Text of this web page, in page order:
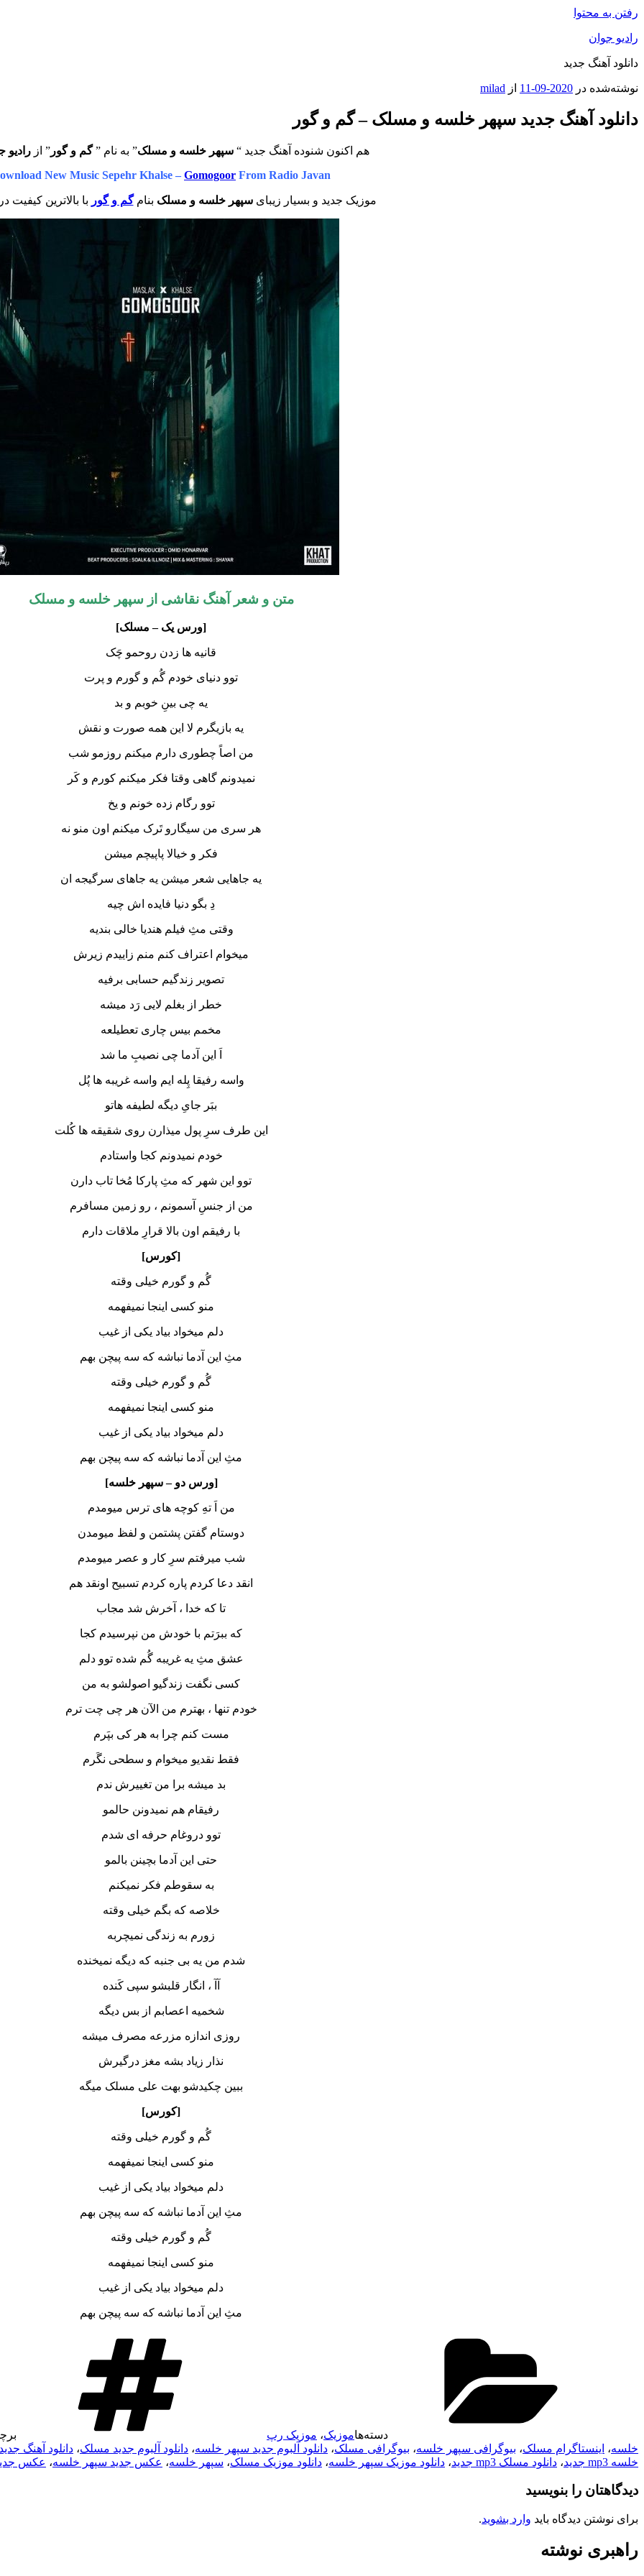
رفتن به محتوا
رادیو جوان
دانلود آهنگ جدید
نوشته‌شده در 2020-09-11 از milad
دانلود آهنگ جدید سپهر خلسه و مسلک – گم و گور
هم اکنون شنوده آهنگ جدید “ سپهر خلسه و مسلک” به نام ”گم و گور” ازرادیو
New Music Sepehr Khalse – Gomogoor From Radio Javan
موزیک جدید و بسیار زیبایسپهر خلسه و مسلک بنامگم و گور با بالاترین کیفیت
متن و شعر آهنگ نقاشی از سپهر خلسه و مسلک
[ورس یک – مسلک]
قانیه ها زدن روحمو چَک
توو دنیای خودم گُم و گورم و پرت
یه چی بینِ خوبم و بد
یه بازیگرم لا این همه صورت و نقش
من اصاً چطوری دارم میکنم روزمو شب
نمیدونم گاهی وقتا فکر میکنم کورم و کَر
توو رگام زده خونم و یخ
هر سری من سیگارو تَرک میکنم اون منو نه
فکر و خیالا پاپیچم میشن
یه جاهایی شعر میشن یه جاهای سرگیجه ان
دِ بگو دنیا فایده اش چیه
وقتی مثِ فیلم هندیا خالی بندیه
میخوام اعتراف کنم منم زاییدم زیرش
تصویر زندگیم حسابی برفیه
خطر از بغلم لایی رَد میشه
مخمم بیس چاری تعطیلعه
اَ این آدما چی نصیبِ ما شد
واسه رفیقا پِله ایم واسه غریبه ها پُل
ببَر جایِ دیگه لطیفه هاتو
این طرف سرِ پول میذارن روی شقیقه ها کُلت
خودم نمیدونم کجا واستادم
توو این شهر که مثِ پارکا مُخا تاب دارن
من از جنسِ آسمونم ، رو زمین مسافرم
با رفیقم اون بالا قرارِ ملاقات دارم
[کورس]
گُم و گورم خیلی وقته
منو کسی اینجا نمیفهمه
دلم میخواد بیاد یکی از غیب
مثِ این آدما نباشه که سه پیچن بهم
گُم و گورم خیلی وقته
منو کسی اینجا نمیفهمه
دلم میخواد بیاد یکی از غیب
مثِ این آدما نباشه که سه پیچن بهم
[ورس دو – سپهر خلسه]
من اَ تهِ کوچه های ترس میومدم
دوستام گفتن پشتمن و لفظ میومدن
شب میرفتم سرِ کار و عصر میومدم
انقد دعا کردم پاره کردم تسبیح اونقد هم
تا که خدا ، آخرش شد مجاب
که ببرَتم با خودش من نپرسیدم کجا
عشق مثِ یه غریبه گُم شده توو دلم
کسی نگفت زندگیو اصولشو به من
خودم تنها ، بهترم من الآن هر چی چت ترم
مست کنم چرا به هر کی بپَرم
فقط نقدیو میخوام و سطحی نگَرم
بد میشه برا من تغییرش ندم
رفیقام هم نمیدونن حالمو
توو دروغام حرفه ای شدم
حتی این آدما بچینن بالمو
به سقوطم فکر نمیکنم
خلاصه که بگم خیلی وقته
زورم به زندگی نمیچربه
شدم من یه بی جنبه که دیگه نمیخنده
آآ ، انگار قلبشو سپی کَنده
شخمیه اعصابم از بس دیگه
روزی اندازه مزرعه مصرف میشه
نذار زیاد بشه مغز درگیرش
ببین چکیدشو بهت علی مسلک میگه
[کورس]
گُم و گورم خیلی وقته
منو کسی اینجا نمیفهمه
دلم میخواد بیاد یکی از غیب
مثِ این آدما نباشه که سه پیچن بهم
گُم و گورم خیلی وقته
منو کسی اینجا نمیفهمه
دلم میخواد بیاد یکی از غیب
مثِ این آدما نباشه که سه پیچن بهم
دسته‌هاموزیک، موزیک رپ
خلسه، اینستاگرام مسلک، بیوگرافی سپهر خلسه، بیوگرافی مسلک، دانلود آلبوم جدید سپهر خلسه، دانلود آلبوم جدید مسلک، دانلود آهنگ
خلسه mp3 جدید
، دانلود مسلک mp3 جدید ، دانلود موزیک سپهر خلسه، دانلود موزیک مسلک، سپهر خلسه، عکس جدید سپهر خلسه، عکس
دیدگاهتان را بنویسید
برای نوشتن دیدگاه باید وارد بشوید.
راهبری نوشته